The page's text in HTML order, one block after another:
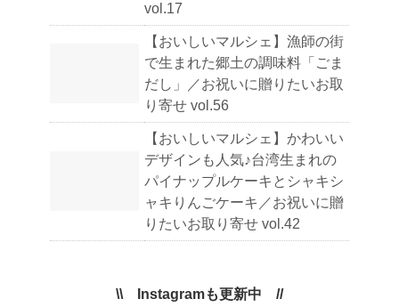
vol.17
【おいしいマルシェ】漁師の街
で生まれた郷土の調味料「ごま
だし」／お祝いに贈りたいお取
り寄せ vol.56
【おいしいマルシェ】かわいい
デザインも人気♪台湾生まれの
パイナップルケーキとシャキシ
ャキりんごケーキ／お祝いに贈
りたいお取り寄せ vol.42
\\ Instagramも更新中 //